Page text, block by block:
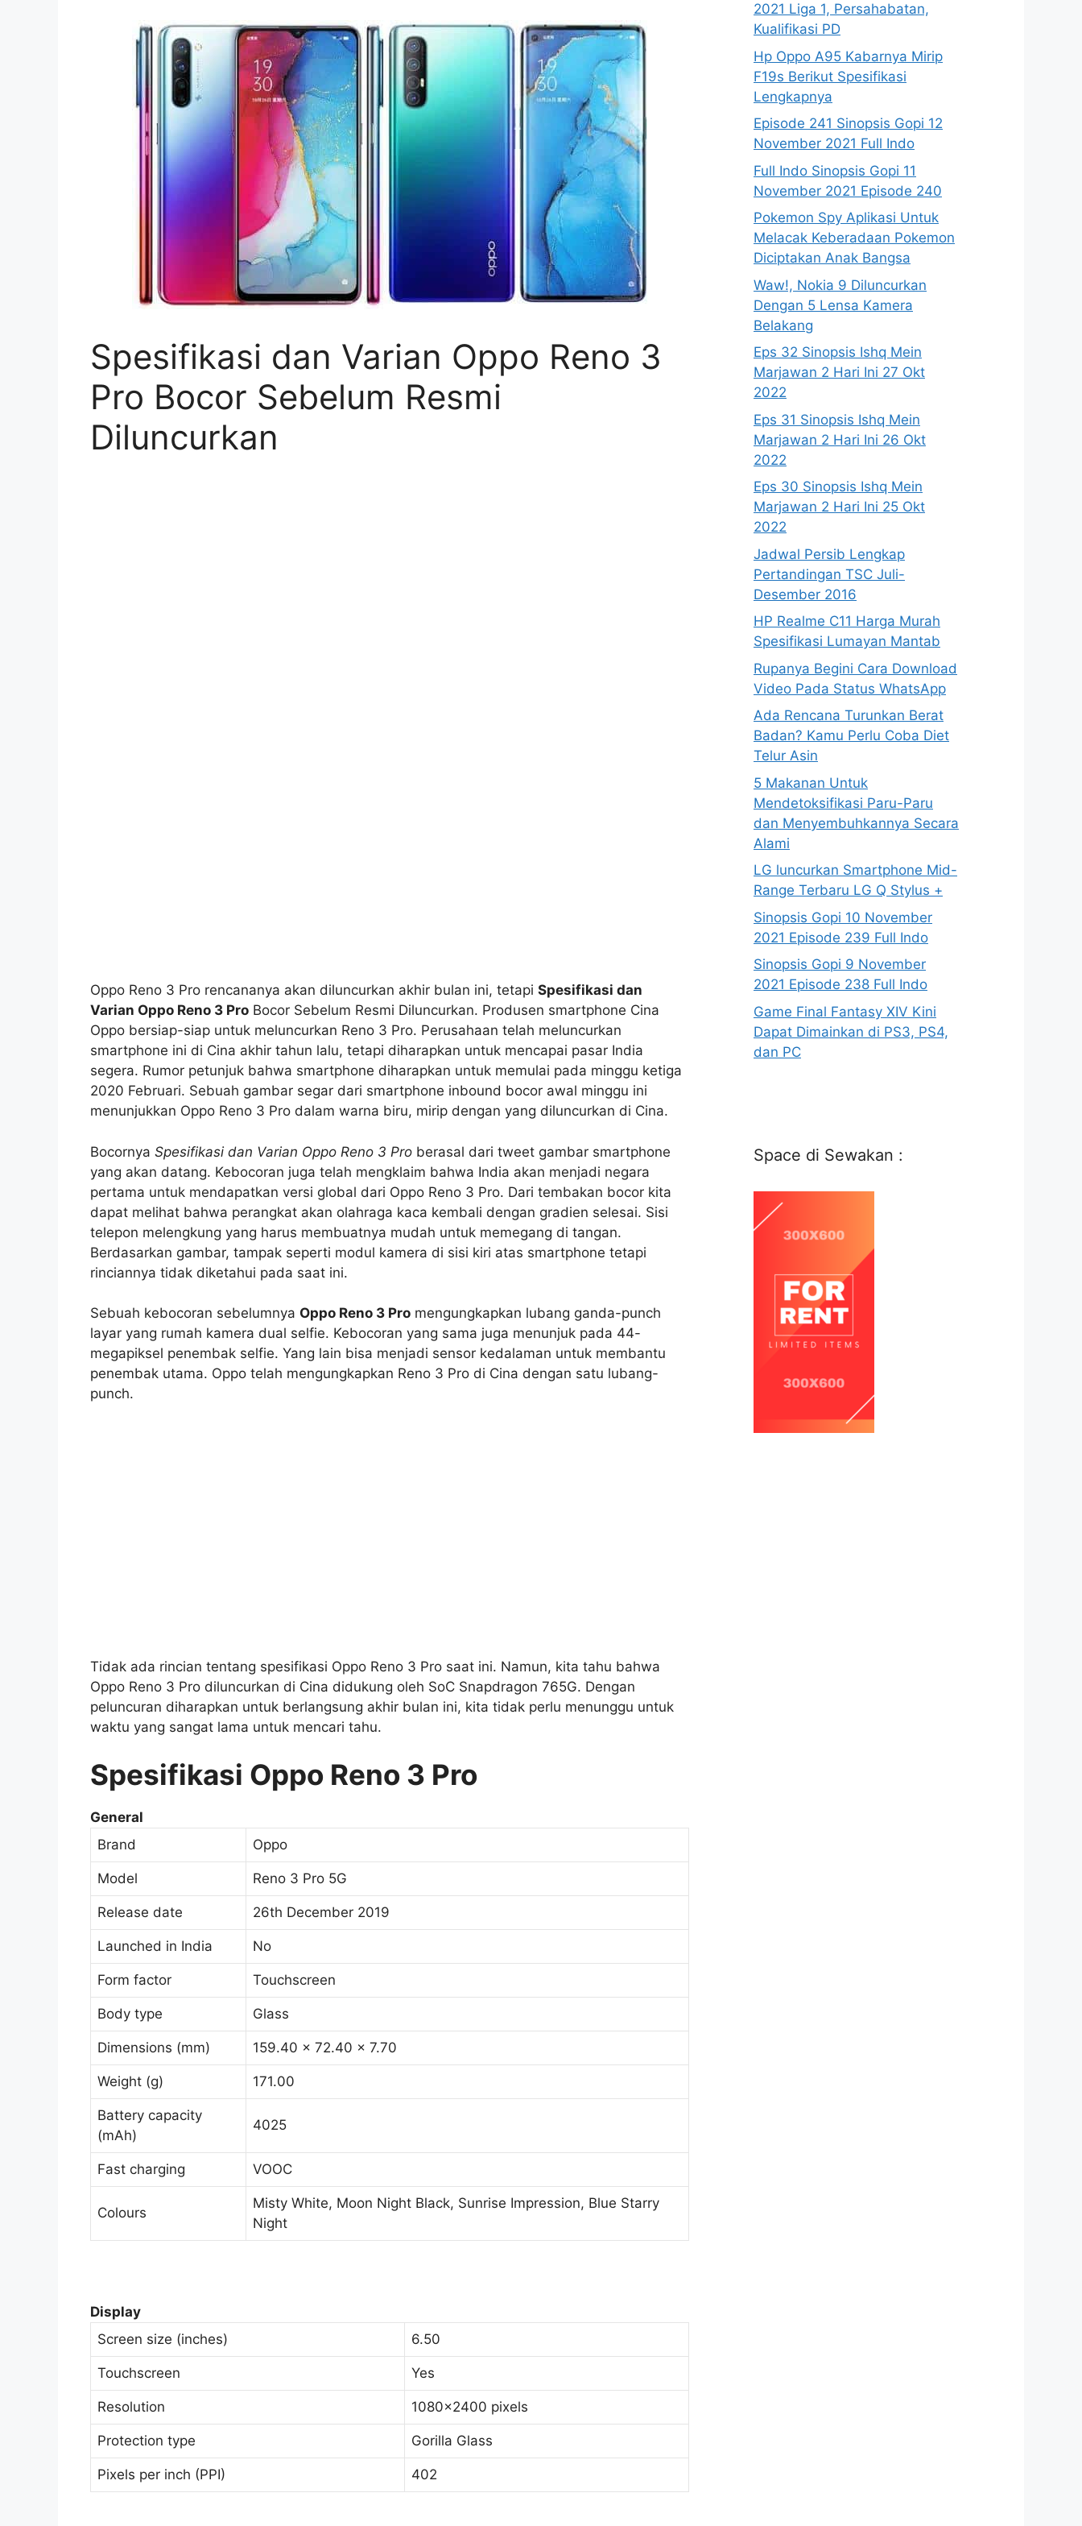
Spesifikasi dan Varian Oppo Reno 3
Pro Bocor Sebelum Resmi
Diluncurkan
Oppo Reno 3 Pro rencananya akan diluncurkan akhir bulan ini, tetapi Spesifikasi dan
Varian Oppo Reno 3 Pro Bocor Sebelum Resmi Diluncurkan. Produsen smartphone Cina
Oppo bersiap-siap untuk meluncurkan Reno 3 Pro. Perusahaan telah meluncurkan
smartphone ini di Cina akhir tahun lalu, tetapi diharapkan untuk mencapai pasar India
segera. Rumor petunjuk bahwa smartphone diharapkan untuk memulai pada minggu ketiga
2020 Februari. Sebuah gambar segar dari smartphone inbound bocor awal minggu ini
menunjukkan Oppo Reno 3 Pro dalam warna biru, mirip dengan yang diluncurkan di Cina.
Bocornya Spesifikasi dan Varian Oppo Reno 3 Pro berasal dari tweet gambar smartphone
yang akan datang. Kebocoran juga telah mengklaim bahwa India akan menjadi negara
pertama untuk mendapatkan versi global dari Oppo Reno 3 Pro. Dari tembakan bocor kita
dapat melihat bahwa perangkat akan olahraga kaca kembali dengan gradien selesai. Sisi
telepon melengkung yang harus membuatnya mudah untuk memegang di tangan.
Berdasarkan gambar, tampak seperti modul kamera di sisi kiri atas smartphone tetapi
rinciannya tidak diketahui pada saat ini.
Sebuah kebocoran sebelumnya Oppo Reno 3 Pro mengungkapkan lubang ganda-punch
layar yang rumah kamera dual selfie. Kebocoran yang sama juga menunjuk pada 44-
megapiksel penembak selfie. Yang lain bisa menjadi sensor kedalaman untuk membantu
penembak utama. Oppo telah mengungkapkan Reno 3 Pro di Cina dengan satu lubang-
punch.
Tidak ada rincian tentang spesifikasi Oppo Reno 3 Pro saat ini. Namun, kita tahu bahwa
Oppo Reno 3 Pro diluncurkan di Cina didukung oleh SoC Snapdragon 765G. Dengan
peluncuran diharapkan untuk berlangsung akhir bulan ini, kita tidak perlu menunggu untuk
waktu yang sangat lama untuk mencari tahu.
Spesifikasi Oppo Reno 3 Pro
General
Brand
Oppo
Model Reno 3 Pro 5G
Release date 26th December 2019
Launched in India No
Form factor Touchscreen
Body type Glass
Dimensions (mm) 159.40 x 72.40 x 7.70
Weight (g) 171.00
Battery capacity
(mAh)
4025
Fast charging VOOC
Colours
Misty White, Moon Night Black, Sunrise Impression, Blue Starry
Night
Display
Screen size (inches)
6.50
Touchscreen Yes
Resolution 1080×2400 pixels
Protection type Gorilla Glass
Pixels per inch (PPI) 402
2021 Liga 1, Persahabatan,
Kualifikasi PD
Hp Oppo A95 Kabarnya Mirip
F19s Berikut Spesifikasi
Lengkapnya
Episode 241 Sinopsis Gopi 12
November 2021 Full Indo
Full Indo Sinopsis Gopi 11
November 2021 Episode 240
Pokemon Spy Aplikasi Untuk
Melacak Keberadaan Pokemon
Diciptakan Anak Bangsa
Waw!, Nokia 9 Diluncurkan
Dengan 5 Lensa Kamera
Belakang
Eps 32 Sinopsis Ishq Mein
Marjawan 2 Hari Ini 27 Okt
2022
Eps 31 Sinopsis Ishq Mein
Marjawan 2 Hari Ini 26 Okt
2022
Eps 30 Sinopsis Ishq Mein
Marjawan 2 Hari Ini 25 Okt
2022
Jadwal Persib Lengkap
Pertandingan TSC Juli-
Desember 2016
HP Realme C11 Harga Murah
Spesifikasi Lumayan Mantab
Rupanya Begini Cara Download
Video Pada Status WhatsApp
Ada Rencana Turunkan Berat
Badan? Kamu Perlu Coba Diet
Telur Asin
5 Makanan Untuk
Mendetoksifikasi Paru-Paru
dan Menyembuhkannya Secara
Alami
LG luncurkan Smartphone Mid-
Range Terbaru LG Q Stylus +
Sinopsis Gopi 10 November
2021 Episode 239 Full Indo
Sinopsis Gopi 9 November
2021 Episode 238 Full Indo
Game Final Fantasy XIV Kini
Dapat Dimainkan di PS3, PS4,
dan PC
Space di Sewakan :